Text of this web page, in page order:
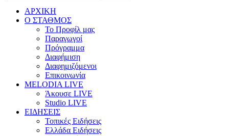
ΑΡΧΙΚΗ
Ο ΣΤΑΘΜΟΣ
Το Προφίλ μας
Παραγωγοί
Πρόγραμμα
Διαφήμιση
Διαφημιζόμενοι
Επικοινωνία
MELODIA LIVE
Άκουσε LIVE
Studio LIVE
ΕΙΔΗΣΕΙΣ
Τοπικές Ειδήσεις
Ελλάδα Ειδήσεις